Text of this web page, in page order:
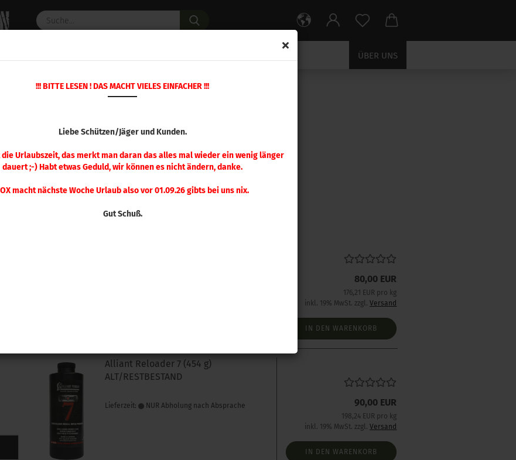
!!! BITTE LESEN ! DAS MACHT VIELES EINFACHER !!!
Liebe Schützen/Jäger und Kunden.
die Urlaubszeit, das merkt man daran das alles mal wieder ein wenig länger
dauert ;-) Habt etwas Geduld, wir können es nicht ändern, danke.
macht nächste Woche Urlaub also vor 01.09.26 gibts bei uns nix.
Gut Schuß.
ÜBER UNS
Startseite » NC Pulver » Alliant
Sortieren nach
Sortieren nach 48 pro Seite
pro Seite
80,00 EUR
176,21 EUR pro kg
inkl. 19% MwSt. zzgl.Versand
IN DEN WARENKORB
Alliant Reloader 7 (454 g)
ALT/RESTBESTAND
Lieferzeit: NUR Abholung nach Absprache 90,00 EUR
198,24 EUR pro kg
inkl. 19% MwSt. zzgl.Versand
IN DEN WARENKORB